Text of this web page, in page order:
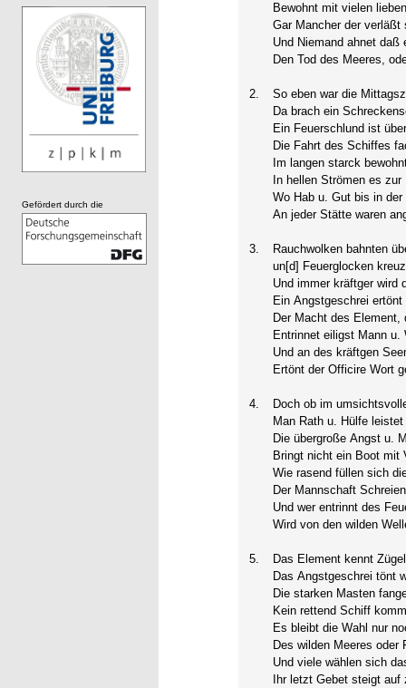
Bewohnt mit vielen
Gar Mancher der verläßt
Und Niemand ahnet daß
Den Tod des Meeres,
2.
So eben war die
Da brach ein
Ein Feuerschlund ist
Die Fahrt des Schiffes
Im langen starck
In hellen Strömen es
Wo Hab u. Gut bis in
An jeder Stätte waren
3.
Rauchwolken bahnten
un[d] Feuerglocken
Und immer kräftger wird
Ein Angstgeschrei
Der Macht des Element,
Entrinnet eiligst Mann u.
Und an des kräftgen
Ertönt der Officire Wort
4.
Doch ob im
Man Rath u. Hülfe
Die übergroße Angst u.
Bringt nicht ein Boot mit
Wie rasend füllen sich
Der Mannschaft
Und wer entrinnt des
Wird von den wilden
5.
Das Element kennt
Das Angstgeschrei tönt
Die starken Masten
Kein rettend Schiff
Es bleibt die Wahl nur
Des wilden Meeres oder
Und viele wählen sich
Ihr letzt Gebet steigt
Gefördert durch die